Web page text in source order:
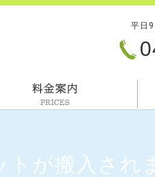
平日
トが搬入され